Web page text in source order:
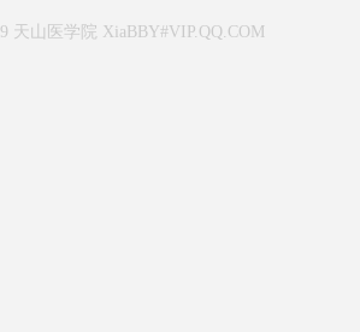
天山医学院 XiaBBY#VIP.QQ.COM